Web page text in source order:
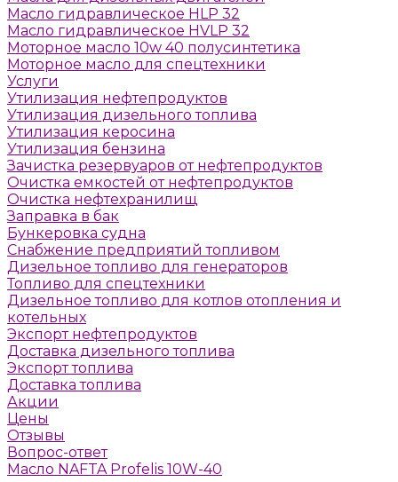
Масло гидравлическое HLP 32
Масло гидравлическое HVLP 32
Моторное масло 10w 40 полусинтетика
Моторное масло для спецтехники
Услуги
Утилизация нефтепродуктов
Утилизация дизельного топлива
Утилизация керосина
Утилизация бензина
Зачистка резервуаров от нефтепродуктов
Очистка емкостей от нефтепродуктов
Очистка нефтехранилищ
Заправка в бак
Бункеровка судна
Снабжение предприятий топливом
Дизельное топливо для генераторов
Топливо для спецтехники
Дизельное топливо для котлов отопления и
котельных
Экспорт нефтепродуктов
Доставка дизельного топлива
Экспорт топлива
Доставка топлива
Акции
Цены
Отзывы
Вопрос-ответ
Масло NAFTA Profelis 10W-40